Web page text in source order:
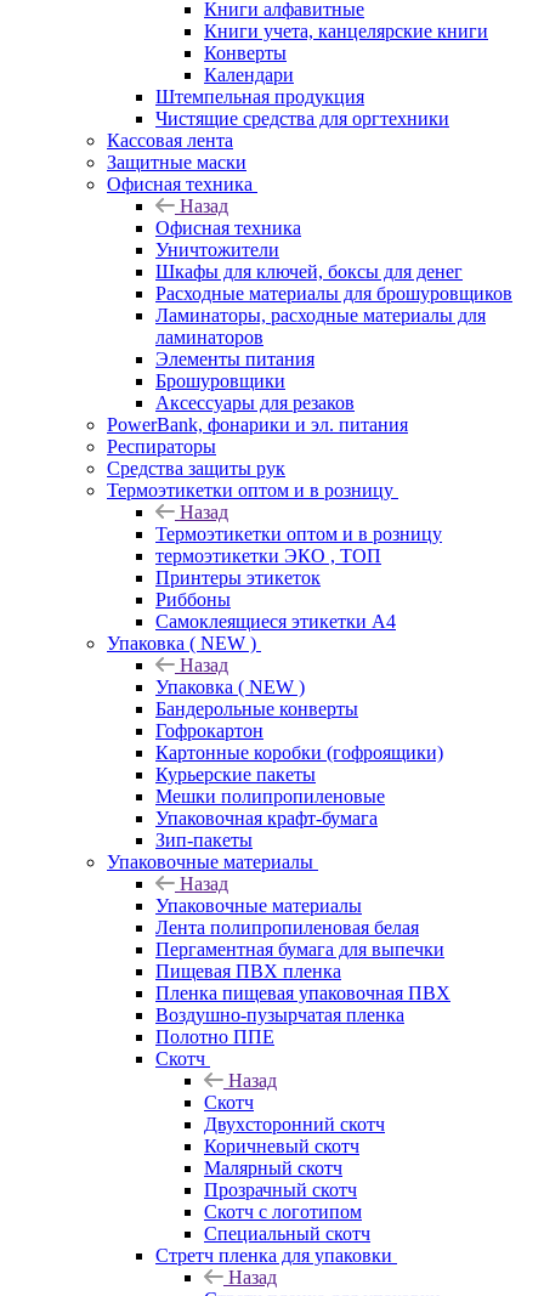
Книги алфавитные
Книги учета, канцелярские книги
Конверты
Календари
Штемпельная продукция
Чистящие средства для оргтехники
Кассовая лента
Защитные маски
Офисная техника
Назад
Офисная техника
Уничтожители
Шкафы для ключей, боксы для денег
Расходные материалы для брошуровщиков
Ламинаторы, расходные материалы для
ламинаторов
Элементы питания
Брошуровщики
Аксессуары для резаков
PowerBank, фонарики и эл. питания
Респираторы
Средства защиты рук
Термоэтикетки оптом и в розницу
Назад
Термоэтикетки оптом и в розницу
термоэтикетки ЭКО , ТОП
Принтеры этикеток
Риббоны
Самоклеящиеся этикетки А4
Упаковка ( NEW )
Назад
Упаковка ( NEW )
Бандерольные конверты
Гофрокартон
Картонные коробки (гофроящики)
Курьерские пакеты
Мешки полипропиленовые
Упаковочная крафт-бумага
Зип-пакеты
Упаковочные материалы
Назад
Упаковочные материалы
Лента полипропиленовая белая
Пергаментная бумага для выпечки
Пищевая ПВХ пленка
Пленка пищевая упаковочная ПВХ
Воздушно-пузырчатая пленка
Полотно ППЕ
Скотч
Назад
Скотч
Двухсторонний скотч
Коричневый скотч
Малярный скотч
Прозрачный скотч
Скотч с логотипом
Специальный скотч
Стретч пленка для упаковки
Назад